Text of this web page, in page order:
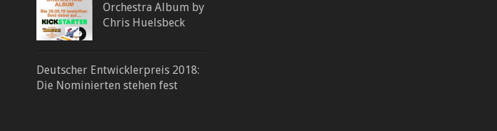
Orchestra Album by
Chris Huelsbeck
Deutscher Entwicklerpreis 2018:
Die Nominierten stehen fest